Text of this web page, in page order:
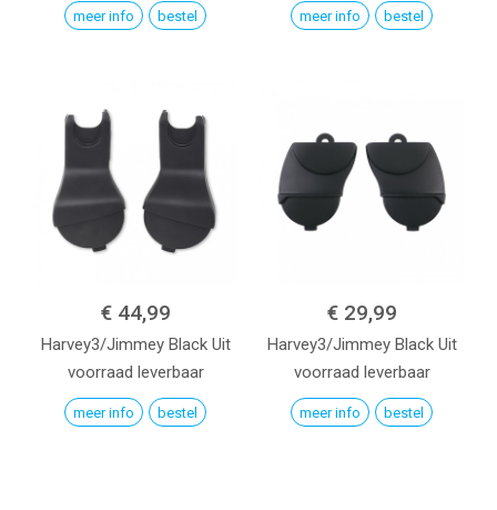
meer info bestel meer info bestel
€ 44,99
Harvey3/Jimmey Black Uit
voorraad leverbaar
meer info bestel
€ 29,99
Harvey3/Jimmey Black Uit
voorraad leverbaar
meer info bestel